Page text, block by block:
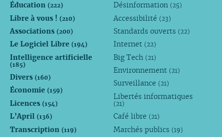
Éducation (222)
Libre à vous ! (210)
Associations (200)
Le Logiciel Libre (194)
Intelligence artificielle
(185)
Divers (160)
Économie (159)
Licences (154)
L’April (136)
Transcription (119)
Désinformation (25)
Accessibilité (23)
Standards ouverts (22)
Internet (22)
Big Tech (21)
Environnement (21)
Surveillance (21)
Libertés informatiques
(21)
Café libre (21)
Marchés publics (19)